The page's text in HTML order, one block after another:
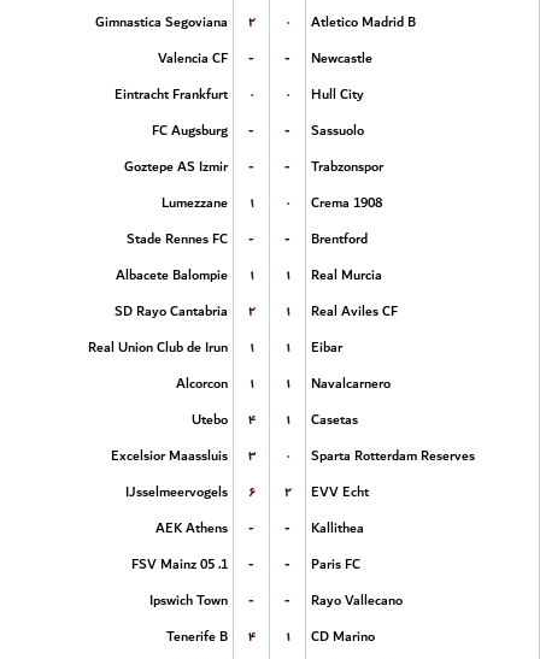
Gimnastica Segoviana
۲ ۰
Atletico Madrid B
Valencia CF
- -
Newcastle
Eintracht Frankfurt
۰ ۰
Hull City
FC Augsburg
- -
Sassuolo
Goztepe AS Izmir
- -
Trabzonspor
Lumezzane
۱ ۰
Crema 1908
Stade Rennes FC
- -
Brentford
Albacete Balompie
۱ ۱
Real Murcia
SD Rayo Cantabria
۲ ۱
Real Aviles CF
Real Union Club de Irun
۱ ۱
Eibar
Alcorcon
۱ ۱
Navalcarnero
Utebo
۴ ۱
Casetas
Excelsior Maassluis
۳ ۰
Sparta Rotterdam Reserves
IJsselmeervogels
۶ ۲
EVV Echt
AEK Athens
- -
Kallithea
1. FSV Mainz 05
- -
Paris FC
Ipswich Town
- -
Rayo Vallecano
Tenerife B
۴ ۱
CD Marino